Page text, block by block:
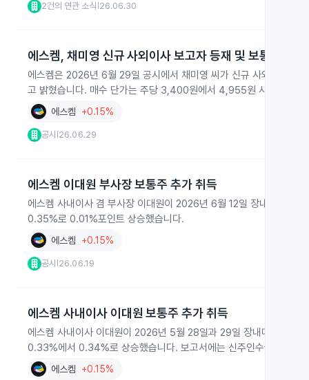
2건의 연관 소식 26.06.30
에스켐, 채미영 신규 사외이사 보고자 등재 및 보통주 취득
에스켐은 2026년 6월 29일 공시에서 채미영 씨가 신규 사외이사
고 밝혔습니다. 매수 단가는 주당 3,400원에서 4,955원 사이였고 공
에스켐 +0.15%
공시 26.06.29
에스켐 이대원 부사장 보통주 추가 취득
에스켐 사내이사 겸 부사장 이대원이 2026년 6월 12일 장내매수로
0.35%로 0.01%포인트 상승했습니다.
에스켐 +0.15%
공시 26.06.19
에스켐 사내이사 이대원 보통주 추가 취득
에스켐 사내이사 이대원이 2026년 5월 28일과 29일 장내매수를
0.33%에서 0.34%로 상승했습니다. 보고서에는 신주인수권이나 전
에스켐 +0.15%